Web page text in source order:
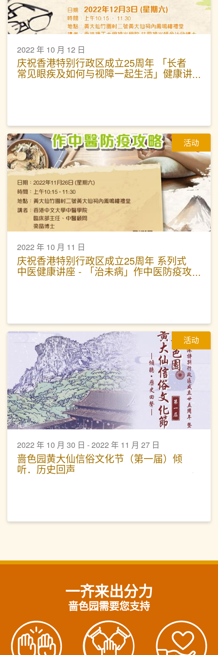
2022 年 10 月 12 日
庆祝香港特别行政区成立25周年 「长者
常见眼疾及如何与视障一起生活」健康讲
活动
2022 年 10 月 11 日
庆祝香港特别行政区成立25周年 系列式
中医健康讲座 - 「治未病」作中医防疫攻
活动
2022 年 10 月 30 日 - 2022 年 11 月 27 日
啬色园黄大仙信俗文化节（第一届）倾
听．历史回声
一齐来出分力
啬色园需要您支持